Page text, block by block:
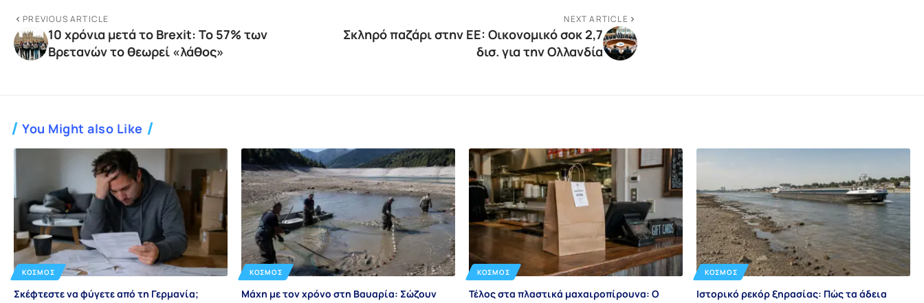
PREVIOUS ARTICLE
10 χρόνια μετά το Brexit: Το 57% των
Βρετανών το θεωρεί «λάθος»
NEXT ARTICLE
Σκληρό παζάρι στην ΕΕ: Οικονομικό σοκ 2,7
δισ. για την Ολλανδία
You Might also Like
ΚΌΣΜΟΣ
Σκέφτεστε να φύγετε από τη Γερμανία;
ΚΌΣΜΟΣ
Μάχη με τον χρόνο στη Βαυαρία: Σώζουν
ΚΌΣΜΟΣ
Τέλος στα πλαστικά μαχαιροπίρουνα: Ο
ΚΌΣΜΟΣ
Ιστορικό ρεκόρ ξηρασίας: Πώς τα άδεια